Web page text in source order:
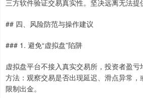
三方软件验证交易真实性。坚决远离无法提
## 四、风险防范与操作建议
### 1. 避免“虚拟盘”陷阱
虚拟盘平台不接入真实交易所，投资者盈
方法：观察交易是否出现延迟、滑点异常，
限制出金。